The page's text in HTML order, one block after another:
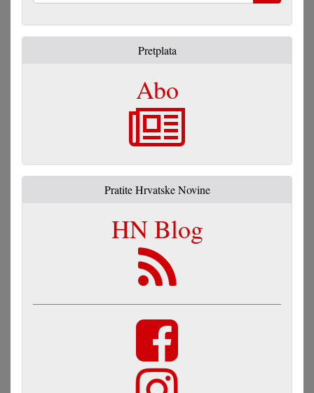
Pretplata
Abo
Pratite Hrvatske Novine
HN Blog